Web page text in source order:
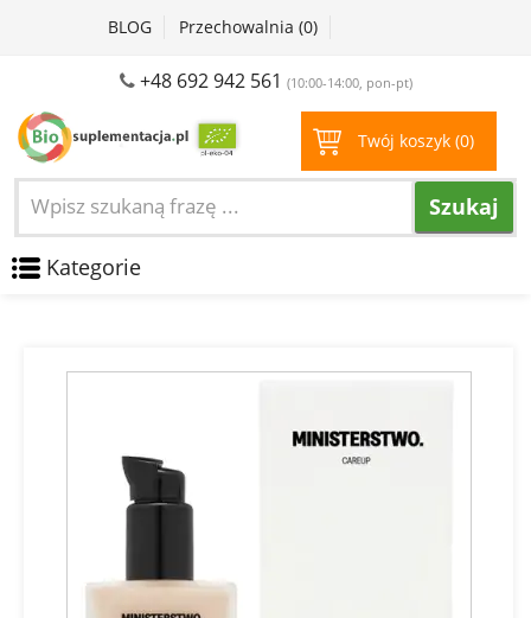
BLOG Przechowalnia (0)
+48 692 942 561 (10:00-14:00, pon-pt)
Twój koszyk (0)
Szukaj
Kategorie